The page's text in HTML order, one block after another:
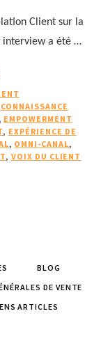
Client sur la
interview a été …
CONNAISSANCE
, EMPOWERMENT
, EXPÉRIENCE DE
, OMNI-CANAL,
, VOIX DU CLIENT
BLOG
DE VENTE
ARTICLES